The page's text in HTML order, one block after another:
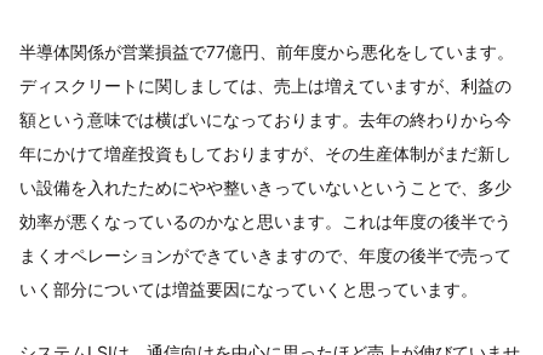
半導体関係が営業損益で77億円、前年度から悪化をしています。
ディスクリートに関しましては、売上は増えていますが、利益の
額という意味では横ばいになっております。去年の終わりから今
年にかけて増産投資もしておりますが、その生産体制がまだ新し
い設備を入れたためにやや整いきっていないということで、多少
効率が悪くなっているのかなと思います。これは年度の後半でう
まくオペレーションができていきますので、年度の後半で売って
いく部分については増益要因になっていくと思っています。